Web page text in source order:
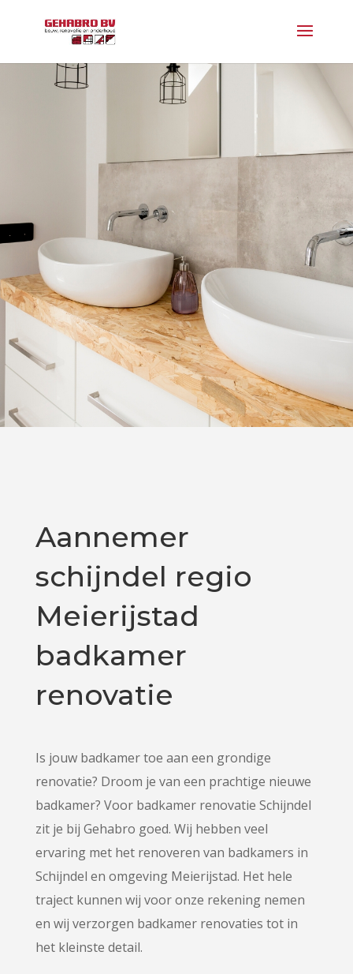
Badkamer
renovatie
Schijndel
Aannemer
schijndel regio
Meierijstad
badkamer
renovatie
Is jouw badkamer toe aan een grondige
renovatie? Droom je van een prachtige nieuwe
badkamer? Voor badkamer renovatie Schijndel
zit je bij Gehabro goed. Wij hebben veel
ervaring met het renoveren van badkamers in
Schijndel en omgeving Meierijstad. Het hele
traject kunnen wij voor onze rekening nemen
en wij verzorgen badkamer renovaties tot in
het kleinste detail.